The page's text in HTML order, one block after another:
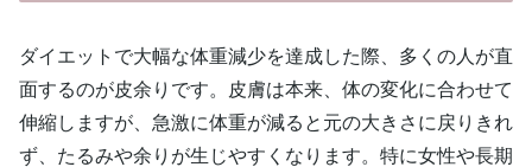
ダイエットで大幅な体重減少を達成した際、多くの人が直
面するのが皮余りです。皮膚は本来、体の変化に合わせて
伸縮しますが、急激に体重が減ると元の大きさに戻りきれ
ず、たるみや余りが生じやすくなります。特に女性や長期